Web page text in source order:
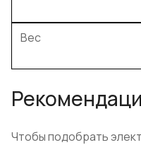
Вес
Чтобы подобрать